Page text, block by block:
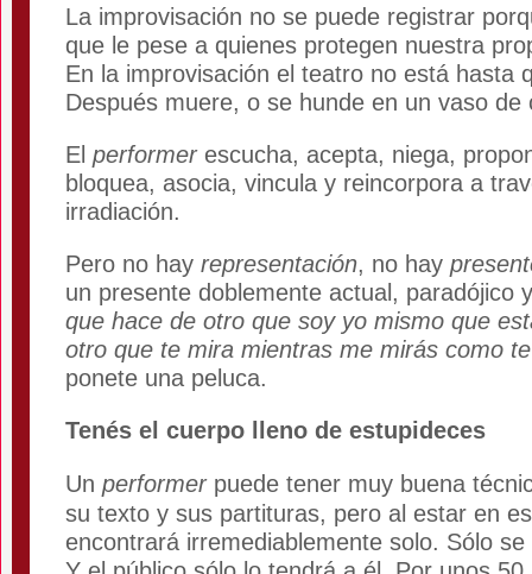
La improvisación no se puede registrar
que le pese a quienes protegen nuestra
En la improvisación el teatro no está hasta
Después muere, o se hunde en un vaso de
El performerescucha, acepta, niega,
bloquea, asocia, vincula y reincorpora a
irradiación.
Pero no hay representación, no hay
un presente doblemente actual, paradójico
que hace de otro que soy yo mismo que
otro que te mira mientras me mirás como
ponete una peluca.
Tenés el cuerpo lleno de estupideces
Un performerpuede tener muy buena
su texto y sus partituras, pero al estar en
encontrará irremediablemente solo. Sólo